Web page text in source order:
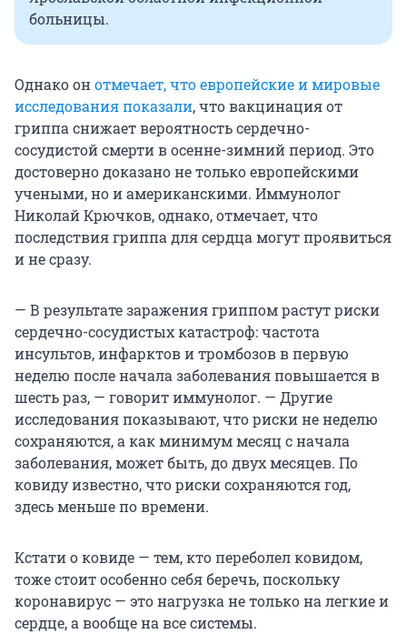
больницы.
Однако онотмечает, что европейские и мировые
исследования показали, что вакцинация от
гриппа снижает вероятность сердечно-
сосудистой смерти в осенне-зимний период. Это
достоверно доказано не только европейскими
учеными, но и американскими. Иммунолог
Николай Крючков, однако, отмечает, что
последствия гриппа для сердца могут проявиться
и не сразу.
— В результате заражения гриппом растут риски
сердечно-сосудистых катастроф: частота
инсультов, инфарктов и тромбозов в первую
неделю после начала заболевания повышается в
шесть раз, — говорит иммунолог. — Другие
исследования показывают, что риски не неделю
сохраняются, а как минимум месяц с начала
заболевания, может быть, до двух месяцев. По
ковиду известно, что риски сохраняются год,
здесь меньше по времени.
Кстати о ковиде — тем, кто переболел ковидом,
тоже стоит особенно себя беречь, поскольку
коронавирус — это нагрузка не только на легкие и
сердце, а вообще на все системы.